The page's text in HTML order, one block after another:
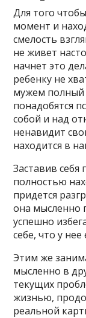
Для того
момент и
смелость
не живет
начнет это
ребенку не
мужем полный
понадобятся
собой и над
ненавидит
находится в
Заставив
полностью
придется
она мысленно
успешно
себе, что у
Этим же
мысленно в
текущих
жизнью,
реальной